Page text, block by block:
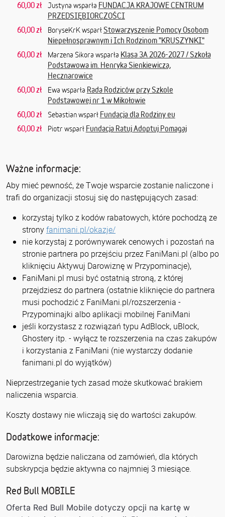
60,00 zł Justyna wsparła FUNDACJA KRAJOWE CENTRUM
PRZEDSIĘBIORCZOŚCI
60,00 zł
BoryseKrK wsparł Stowarzyszenie Pomocy Osobom
Niepełnosprawnym i Ich Rodzinom "KRUSZYNKI"
60,00 zł
Marzena Sikora wsparła Klasa 3A 2026-2027 / Szkoła
Podstawowa im. Henryka Sienkiewicza,
Hecznarowice
60,00 zł
Ewa wsparła Rada Rodziców przy Szkole
Podstawowej nr 1 w Mikołowie
60,00 zł
Sebastian wsparł Fundacja dla Rodziny eu
60,00 zł
Piotr wsparł Fundacja Ratuj Adoptuj Pomagaj
Ważne informacje:
Aby mieć pewność, że Twoje wsparcie zostanie naliczone i
trafi do organizacji stosuj się do następujących zasad:
korzystaj tylko z kodów rabatowych, które pochodzą ze
stronyfanimani.pl/okazje/
nie korzystaj z porównywarek cenowych i pozostań na
stronie partnera po przejściu przez FaniMani.pl (albo po
kliknięciu Aktywuj Darowiznę w Przypominacje),
FaniMani.pl musi być ostatnią stroną, z której
przejdziesz do partnera (ostatnie kliknięcie do partnera
musi pochodzić z FaniMani.pl/rozszerzenia -
Przypominajki albo aplikacji mobilnej FaniMani
jeśli korzystasz z rozwiązań typu AdBlock, uBlock,
Ghostery itp. - wyłącz te rozszerzenia na czas zakupów
i korzystania z FaniMani (nie wystarczy dodanie
fanimani.pl do wyjątków)
Nieprzestrzeganie tych zasad może skutkować brakiem
naliczenia wsparcia.
Koszty dostawy nie wliczają się do wartości zakupów.
Dodatkowe informacje:
Darowizna będzie naliczana od zamówień, dla których
subskrypcja będzie aktywna co najmniej 3 miesiące.
Red Bull MOBILE
Oferta Red Bull Mobile dotyczy opcji na kartę w